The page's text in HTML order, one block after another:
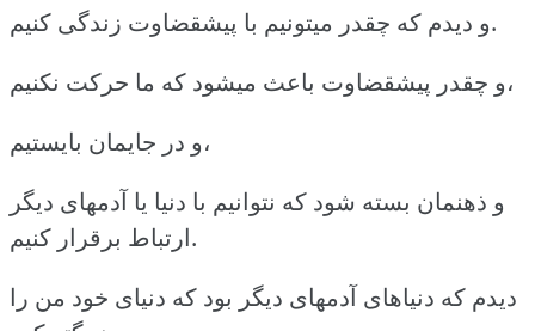
و دیدم که چقدر میتونیم با پیشقضاوت زندگی کنیم.
و چقدر پیشقضاوت باعث میشود که ما حرکت نکنیم،
و در جایمان بایستیم،
و ذهنمان بسته شود که نتوانیم با دنیا یا آدمهای دیگر
ارتباط برقرار کنیم.
دیدم که دنیاهای آدمهای دیگر بود که دنیای خود من را